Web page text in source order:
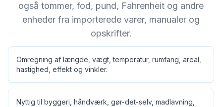
også tommer, fod, pund, Fahrenheit og andre
enheder fra importerede varer, manualer og
opskrifter.
Omregning af længde, vægt, temperatur, rumfang, areal,
hastighed, effekt og vinkler.
Nyttig til byggeri, håndværk, gør-det-selv, madlavning,